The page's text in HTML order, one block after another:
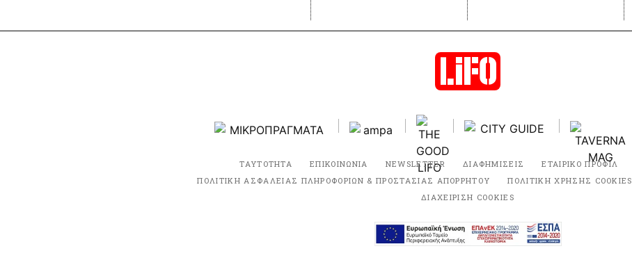
ΤΑΥΤΟΤΗΤΑ ΕΠΙΚΟΙΝΩΝΙΑ NEWSLETTER ΔΙΑΦΗΜΙΣΕΙΣ ΕΤΑΙΡΙΚΟ ΠΡΟΦΙΛ
ΠΟΛΙΤΙΚΗ ΑΣΦΑΛΕΙΑΣ ΠΛΗΡΟΦΟΡΙΩΝ & ΠΡΟΣΤΑΣΙΑΣ ΑΠΟΡΡΗΤΟΥ
ΠΟΛΙΤΙΚΗ ΧΡΗΣΗΣ COOKIES
ΔΙΑΧΕΙΡΙΣΗ COOKIES